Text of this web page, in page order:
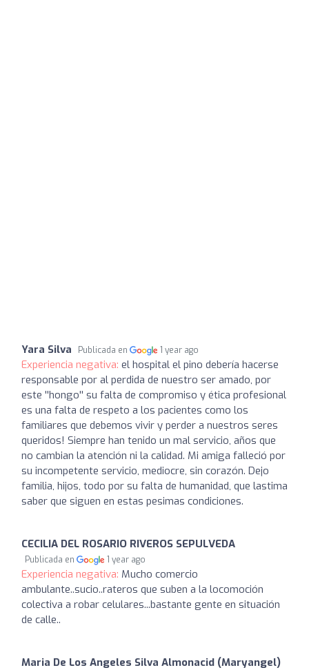
Yara Silva Publicada en 1 year ago
Experiencia negativa: el hospital el pino debería hacerse
responsable por al perdida de nuestro ser amado, por
este ''hongo'' su falta de compromiso y ética profesional
es una falta de respeto a los pacientes como los
familiares que debemos vivir y perder a nuestros seres
queridos! Siempre han tenido un mal servicio, años que
no cambian la atención ni la calidad. Mi amiga falleció por
su incompetente servicio, mediocre, sin corazón. Dejo
familia, hijos, todo por su falta de humanidad, que lastima
saber que siguen en estas pesimas condiciones.
CECILIA DEL ROSARIO RIVEROS SEPULVEDA
Publicada en 1 year ago
Experiencia negativa: Mucho comercio
ambulante..sucio..rateros que suben a la locomoción
colectiva a robar celulares...bastante gente en situación
de calle..
Maria De Los Angeles Silva Almonacid (Maryangel)